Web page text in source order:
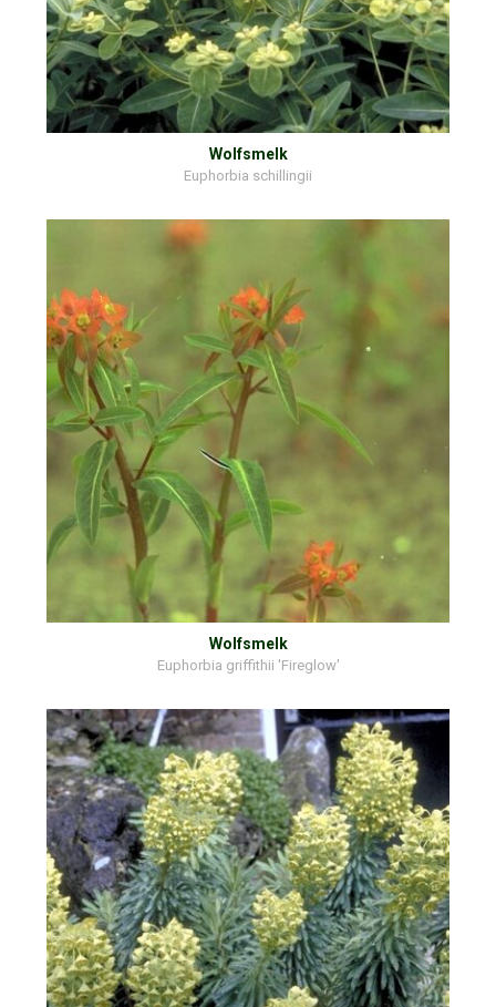
Wolfsmelk
Euphorbia schillingii
Wolfsmelk
Euphorbia griffithii 'Fireglow'